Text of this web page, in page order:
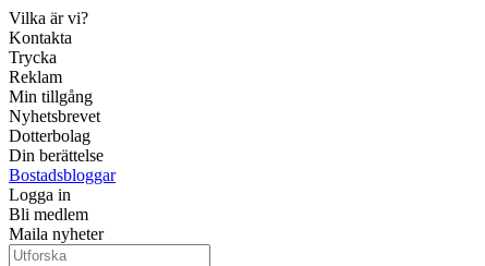
Vilka är vi?
Kontakta
Trycka
Reklam
Min tillgång
Nyhetsbrevet
Dotterbolag
Din berättelse
Bostadsbloggar
Logga in
Bli medlem
Maila nyheter